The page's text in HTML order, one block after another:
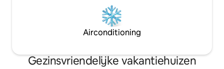
Airconditioning
Gezinsvriendelijke vakantiehuizen